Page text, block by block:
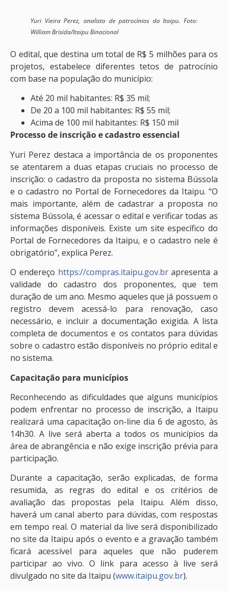
Yuri Vieira Perez, analista de patrocínios da Itaipu. Foto:
William Brisida/Itaipu Binacional
O edital, que destina um total de R$ 5 milhões para os
projetos, estabelece diferentes tetos de patrocínio
com base na população do município:
Até 20 mil habitantes: R$ 35 mil;
De 20 a 100 mil habitantes: R$ 55 mil;
Acima de 100 mil habitantes: R$ 150 mil
Processo de inscrição e cadastro essencial
Yuri Perez destaca a importância de os proponentes
se atentarem a duas etapas cruciais no processo de
inscrição: o cadastro da proposta no sistema Bússola
e o cadastro no Portal de Fornecedores da Itaipu. “O
mais importante, além de cadastrar a proposta no
sistema Bússola, é acessar o edital e verificar todas as
informações disponíveis. Existe um site específico do
Portal de Fornecedores da Itaipu, e o cadastro nele é
obrigatório”, explica Perez.
O endereço https://compras.itaipu.gov.brapresenta a
validade do cadastro dos proponentes, que tem
duração de um ano. Mesmo aqueles que já possuem o
registro devem acessá-lo para renovação, caso
necessário, e incluir a documentação exigida. A lista
completa de documentos e os contatos para dúvidas
sobre o cadastro estão disponíveis no próprio edital e
no sistema.
Capacitação para municípios
Reconhecendo as dificuldades que alguns municípios
podem enfrentar no processo de inscrição, a Itaipu
realizará uma capacitação on-line dia 6 de agosto, às
14h30. A live será aberta a todos os municípios da
área de abrangência e não exige inscrição prévia para
participação.
Durante a capacitação, serão explicadas, de forma
resumida, as regras do edital e os critérios de
avaliação das propostas pela Itaipu. Além disso,
haverá um canal aberto para dúvidas, com respostas
em tempo real. O material da live será disponibilizado
no site da Itaipu após o evento e a gravação também
ficará acessível para aqueles que não puderem
participar ao vivo. O link para acesso à live será
divulgado no site da Itaipu (www.itaipu.gov.br).